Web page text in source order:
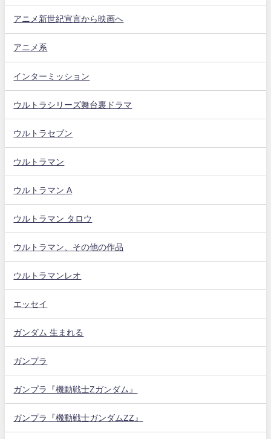
アニメ新世紀宣言から映画へ
アニメ系
インターミッション
ウルトラシリーズ舞台裏ドラマ
ウルトラセブン
ウルトラマン
ウルトラマン A
ウルトラマン タロウ
ウルトラマン、その他の作品
ウルトラマンレオ
エッセイ
ガンダム 生まれる
ガンプラ
ガンプラ『機動戦士Zガンダム』
ガンプラ『機動戦士ガンダムZZ』